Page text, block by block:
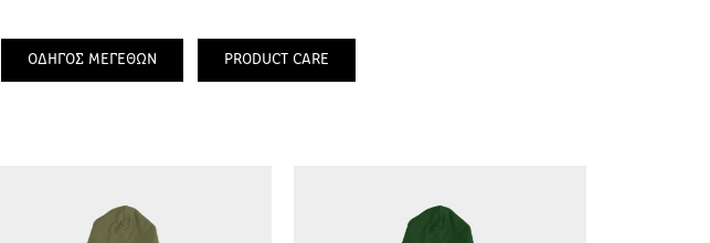
ΟΔΗΓΟΣ ΜΕΓΕΘΩΝ PRODUCT CARE